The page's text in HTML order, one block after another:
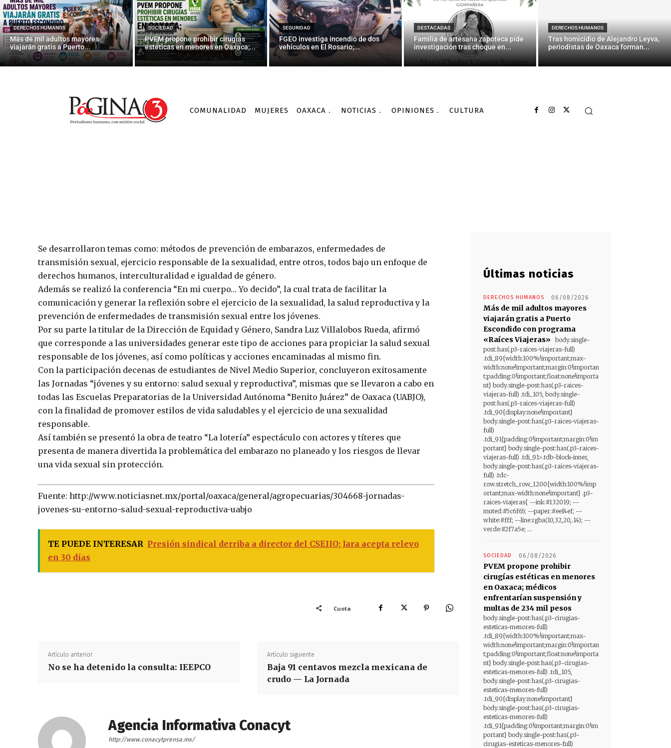
DERECHOS HUMANOS
Más de mil adultos mayores
viajarán gratis a Puerto...
SOCIEDAD
PVEM propone prohibir cirugías
estéticas en menores en Oaxaca;...
SEGURIDAD
FGEO investiga incendio de dos
vehículos en El Rosario;...
DESTACADAS
Familia de artesana zapoteca pide
investigación tras choque en...
DERECHOS HUMANOS
Tras homicidio de Alejandro Leyva,
periodistas de Oaxaca forman...
COMUNALIDAD MUJERES OAXACA NOTICIAS OPINIONES CULTURA
reproductiva” en la UABJO
Por AGENCIA INFORMATIVA CONACYT - 29/09/2015
Se desarrollaron temas como: métodos de prevención de embarazos, enfermedades de
transmisión sexual, ejercicio responsable de la sexualidad, entre otros, todos bajo un enfoque de
derechos humanos, interculturalidad e igualdad de género.
Además se realizó la conferencia “En mi cuerpo… Yo decido”, la cual trata de facilitar la
comunicación y generar la reflexión sobre el ejercicio de la sexualidad, la salud reproductiva y la
prevención de enfermedades de transmisión sexual entre los jóvenes.
Por su parte la titular de la Dirección de Equidad y Género, Sandra Luz Villalobos Rueda, afirmó
que corresponde a las universidades generar este tipo de acciones para propiciar la salud sexual
responsable de los jóvenes, así como políticas y acciones encaminadas al mismo fin.
Con la participación decenas de estudiantes de Nivel Medio Superior, concluyeron exitosamente
las Jornadas “jóvenes y su entorno: salud sexual y reproductiva”, mismas que se llevaron a cabo en
todas las Escuelas Preparatorias de la Universidad Autónoma “Benito Juárez” de Oaxaca (UABJO),
con la finalidad de promover estilos de vida saludables y el ejercicio de una sexualidad
responsable.
Así también se presentó la obra de teatro “La lotería” espectáculo con actores y títeres que
presenta de manera divertida la problemática del embarazo no planeado y los riesgos de llevar
una vida sexual sin protección.
Fuente: http://www.noticiasnet.mx/portal/oaxaca/general/agropecuarias/304668-jornadas-
jovenes-su-entorno-salud-sexual-reproductiva-uabjo
TE PUEDE INTERESAR Presión sindical derriba a director del CSEIIO; Jara acepta relevo
en 30 días
Cuota
Artículo anterior
No se ha detenido la consulta: IEEPCO
Artículo siguiente
Baja 91 centavos mezcla mexicana de
crudo — La Jornada
Agencia Informativa Conacyt
http://www.conacytprensa.mx/
Últimas noticias
DERECHOS HUMANOS 06/08/2026
Más de mil adultos mayores
viajarán gratis a Puerto
Escondido con programa
«Raíces Viajeras»
body.single-
post:has(.p3-raices-viajeras-full)
.tdi_89{width:100%!important;max-
width:none!important;margin:0!importan
t;padding:0!important;float:none!importa
nt} body.single-post:has(.p3-raices-
viajeras-full) .tdi_105, body.single-
post:has(.p3-raices-viajeras-full)
.tdi_90{display:none!important}
body.single-post:has(.p3-raices-viajeras-
full)
.tdi_91{padding:0!important;margin:0!im
portant} body.single-post:has(.p3-raices-
viajeras-full) .tdi_91>.tdb-block-inner,
body.single-post:has(.p3-raices-viajeras-
full) .tdc-
row.stretch_row_1200{width:100%!imp
ortant;max-width:none!important} .p3-
raices-viajeras{ --ink:#132019; --
muted:#5c6f65; --paper:#eef4ef; --
white:#fff; --line:rgba(10,32,20,.14); --
verde:#2f7a5e; ...
SOCIEDAD 06/08/2026
PVEM propone prohibir
cirugías estéticas en menores
en Oaxaca; médicos
enfrentarían suspensión y
multas de 234 mil pesos
body.single-post:has(.p3-cirugias-
esteticas-menores-full)
.tdi_89{width:100%!important;max-
width:none!important;margin:0!importan
t;padding:0!important;float:none!importa
nt} body.single-post:has(.p3-cirugias-
esteticas-menores-full) .tdi_105,
body.single-post:has(.p3-cirugias-
esteticas-menores-full)
.tdi_90{display:none!important}
body.single-post:has(.p3-cirugias-
esteticas-menores-full)
.tdi_91{padding:0!important;margin:0!im
portant} body.single-post:has(.p3-
cirugias-esteticas-menores-full)